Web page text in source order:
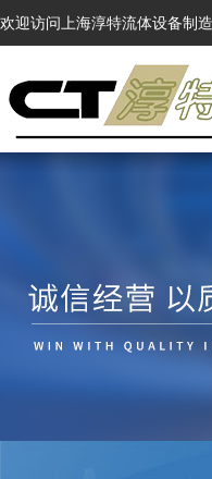
欢迎访问上海淳特流体设备制